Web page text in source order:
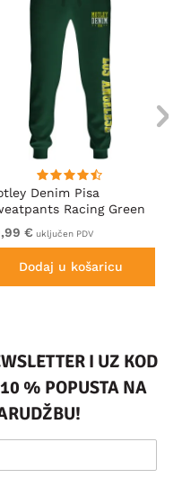
Denim Pisa
Racing Green
€ uključen PDV
Dodaj u košaricu
I UZ KOD
% POPUSTA NA